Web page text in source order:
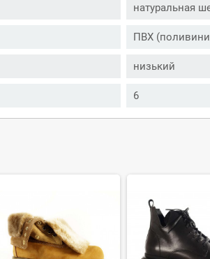
натуральная
ПВХ
низький
6